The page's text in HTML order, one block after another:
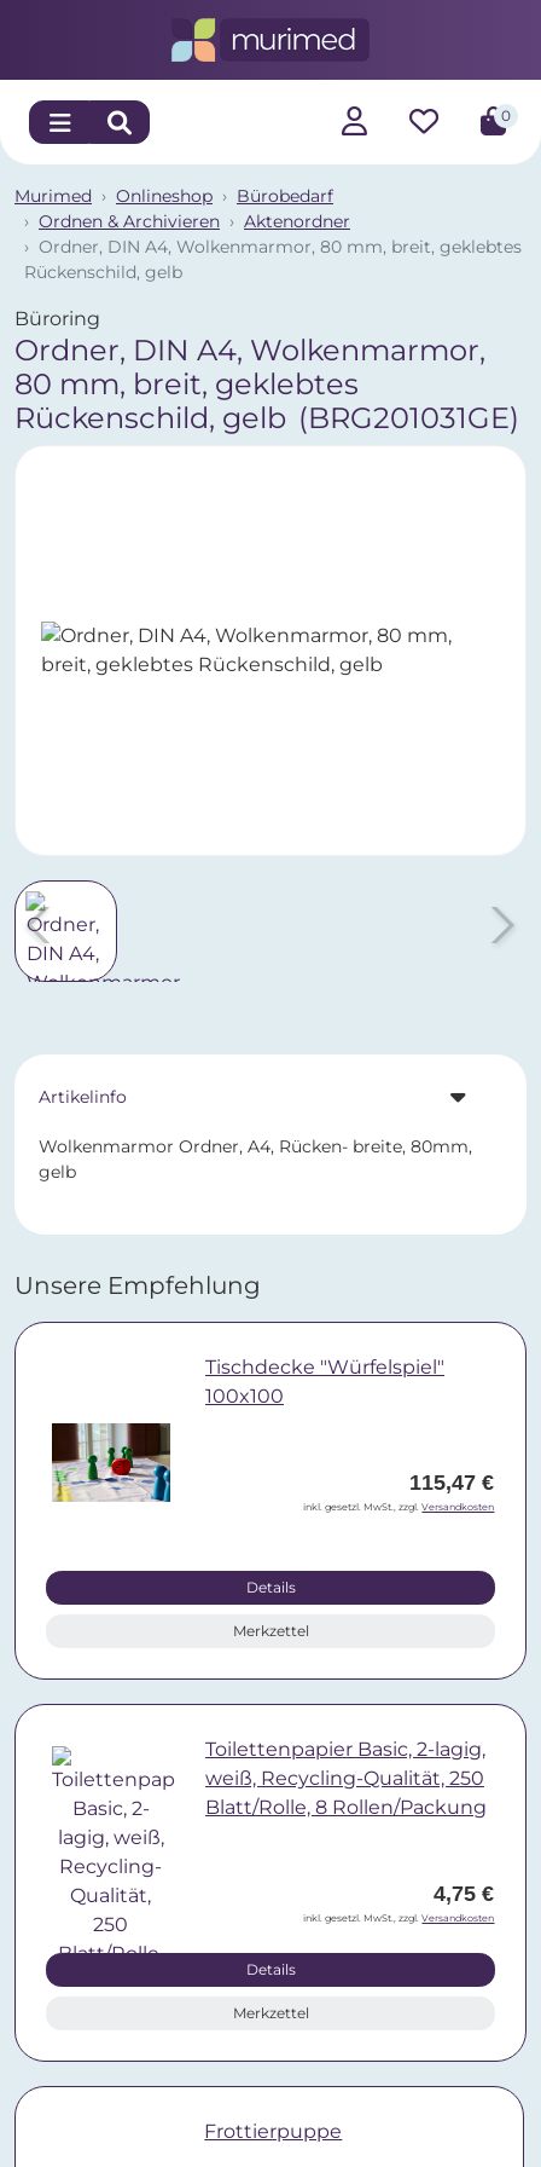
0
Murimed Onlineshop
Bürobedarf
Ordnen & Archivieren
Aktenordner
Ordner, DIN A4, Wolkenmarmor, 80 mm, breit, geklebtes
Rückenschild, gelb
Büroring
Ordner, DIN A4, Wolkenmarmor,
80 mm, breit, geklebtes
Rückenschild, gelb (BRG201031GE)
Artikelinfo
Wolkenmarmor Ordner, A4, Rücken- breite, 80mm,
gelb
Unsere Empfehlung
Tischdecke "Würfelspiel"
100x100
115,47 €
inkl. gesetzl. MwSt., zzgl.Versandkosten
Details
Merkzettel
Toilettenpapier Basic, 2-lagig,
weiß, Recycling-Qualität, 250
Blatt/Rolle, 8 Rollen/Packung
4,75 €
inkl. gesetzl. MwSt., zzgl.Versandkosten
Details
Merkzettel
Frottierpuppe